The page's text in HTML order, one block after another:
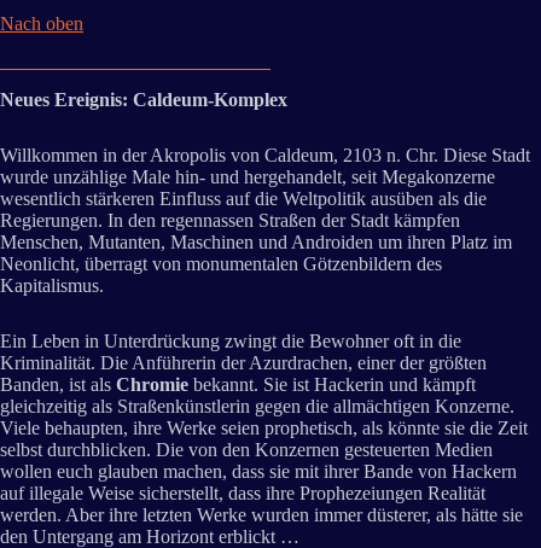
Nach oben
Neues Ereignis: Caldeum-Komplex
Willkommen in der Akropolis von Caldeum, 2103 n. Chr. Diese Stadt
wurde unzählige Male hin- und hergehandelt, seit Megakonzerne
wesentlich stärkeren Einfluss auf die Weltpolitik ausüben als die
Regierungen. In den regennassen Straßen der Stadt kämpfen
Menschen, Mutanten, Maschinen und Androiden um ihren Platz im
Neonlicht, überragt von monumentalen Götzenbildern des
Kapitalismus.
Ein Leben in Unterdrückung zwingt die Bewohner oft in die
Kriminalität. Die Anführerin der Azurdrachen, einer der größten
Banden, ist als Chromie bekannt. Sie ist Hackerin und kämpft
gleichzeitig als Straßenkünstlerin gegen die allmächtigen Konzerne.
Viele behaupten, ihre Werke seien prophetisch, als könnte sie die Zeit
selbst durchblicken. Die von den Konzernen gesteuerten Medien
wollen euch glauben machen, dass sie mit ihrer Bande von Hackern
auf illegale Weise sicherstellt, dass ihre Prophezeiungen Realität
werden. Aber ihre letzten Werke wurden immer düsterer, als hätte sie
den Untergang am Horizont erblickt …